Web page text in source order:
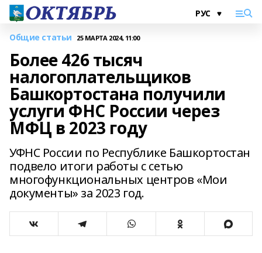
Общие статьи 25 МАРТА 2024, 11:00
Более 426 тысяч
налогоплательщиков
Башкортостана получили
услуги ФНС России через
МФЦ в 2023 году
УФНС России по Республике Башкортостан
подвело итоги работы с сетью
многофункциональных центров «Мои
документы» за 2023 год.